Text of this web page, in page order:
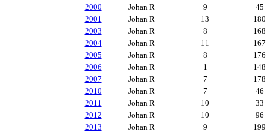
2000
Johan R 9
45
2001
Johan R 13
180
2003
Johan R 8
168
2004
Johan R 11
167
2005
Johan R 8
176
2006
Johan R 1
148
2007
Johan R 7
178
2010
Johan R 7
46
2011
Johan R 10
33
2012
Johan R 10
96
2013
Johan R 9
199